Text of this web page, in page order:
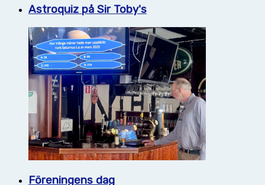
Astroquiz på Sir Toby's
Föreningens dag